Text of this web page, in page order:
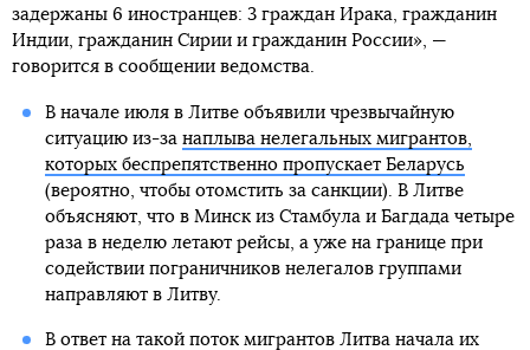
задержаны 6 иностранцев: 3 граждан Ирака, гражданин
Индии, гражданин Сирии и гражданин России», —
говорится в сообщении ведомства.
В начале июля в Литве объявили чрезвычайную
ситуацию из-за наплыва нелегальных мигрантов,
которых беспрепятственно пропускает Беларусь
(вероятно, чтобы отомстить за санкции). В Литве
объясняют, что в Минск из Стамбула и Багдада четыре
раза в неделю летают рейсы, а уже на границе при
содействии пограничников нелегалов группами
направляют в Литву.
В ответ на такой поток мигрантов Литва начала их